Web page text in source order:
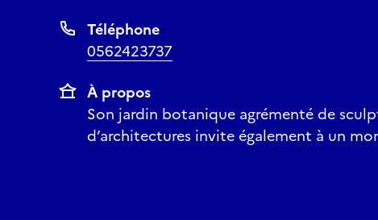
Téléphone
0562423737
À propos
Son jardin botanique agrémenté de
d’architectures invite également à un